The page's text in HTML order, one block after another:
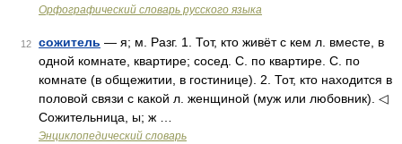
Орфографический словарь русского языка
12 сожитель — я; м. Разг. 1. Тот, кто живёт с кем л. вместе, в
одной комнате, квартире; сосед. С. по квартире. С. по
комнате (в общежитии, в гостинице). 2. Тот, кто находится в
половой связи с какой л. женщиной (муж или любовник). ◁
Сожительница, ы; ж …
Энциклопедический словарь